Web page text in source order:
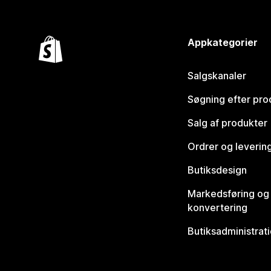
Appkategorier
Salgskanaler
Søgning efter
Salg af produkter
Ordrer og
Butiksdesign
Markedsføring og
konvertering